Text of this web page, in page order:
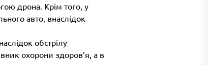
дрона. Крім того, у
авто, внаслідок
обстрілу
охорони здоров’я, а в